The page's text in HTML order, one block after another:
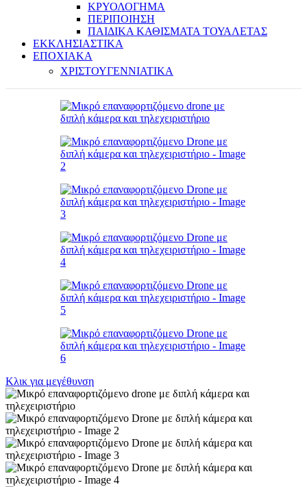
ΚΡΥΟΛΟΓΗΜΑ
ΠΕΡΙΠΟΙΗΣΗ
ΠΑΙΔΙΚΑ ΚΑΘΙΣΜΑΤΑ ΤΟΥΑΛΕΤΑΣ
ΕΚΚΛΗΣΙΑΣΤΙΚΑ
ΕΠΟΧΙΑΚΑ
ΧΡΙΣΤΟΥΓΕΝΝΙΑΤΙΚΑ
Κλικ για μεγέθυνση